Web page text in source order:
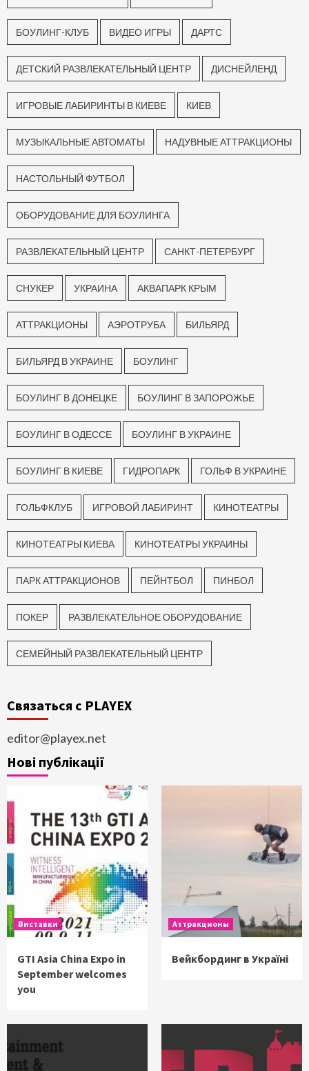
БОУЛИНГ-КЛУБ ВИДЕО ИГРЫ ДАРТС
ДЕТСКИЙ РАЗВЛЕКАТЕЛЬНЫЙ ЦЕНТР ДИСНЕЙЛЕНД
ИГРОВЫЕ ЛАБИРИНТЫ В КИЕВЕ КИЕВ
МУЗЫКАЛЬНЫЕ АВТОМАТЫ НАДУВНЫЕ АТТРАКЦИОНЫ
НАСТОЛЬНЫЙ ФУТБОЛ
ОБОРУДОВАНИЕ ДЛЯ БОУЛИНГА
РАЗВЛЕКАТЕЛЬНЫЙ ЦЕНТР САНКТ-ПЕТЕРБУРГ
СНУКЕР УКРАИНА АКВАПАРК КРЫМ
АТТРАКЦИОНЫ АЭРОТРУБА БИЛЬЯРД
БИЛЬЯРД В УКРАИНЕ БОУЛИНГ
БОУЛИНГ В ДОНЕЦКЕ БОУЛИНГ В ЗАПОРОЖЬЕ
БОУЛИНГ В ОДЕССЕ БОУЛИНГ В УКРАИНЕ
БОУЛИНГ В КИЕВЕ ГИДРОПАРК ГОЛЬФ В УКРАИНЕ
ГОЛЬФКЛУБ ИГРОВОЙ ЛАБИРИНТ КИНОТЕАТРЫ
КИНОТЕАТРЫ КИЕВА КИНОТЕАТРЫ УКРАИНЫ
ПАРК АТТРАКЦИОНОВ ПЕЙНТБОЛ ПИНБОЛ
ПОКЕР РАЗВЛЕКАТЕЛЬНОЕ ОБОРУДОВАНИЕ
СЕМЕЙНЫЙ РАЗВЛЕКАТЕЛЬНЫЙ ЦЕНТР
Связаться с PLAYEX
editor@playex.net
Нові публікації
Виставки
GTI Asia China Expo in
September welcomes
you
Аттракционы
Вейкбординг в Україні